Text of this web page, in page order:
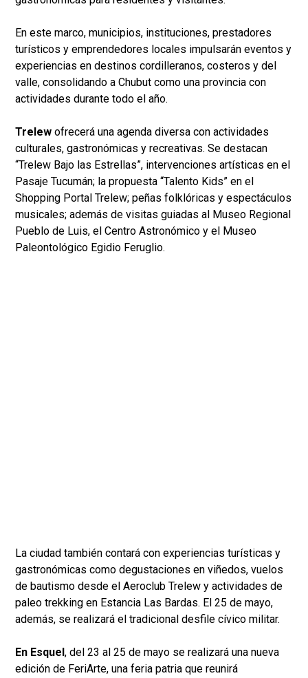
En este marco, municipios, instituciones, prestadores
turísticos y emprendedores locales impulsarán eventos y
experiencias en destinos cordilleranos, costeros y del
valle, consolidando a Chubut como una provincia con
actividades durante todo el año.
Trelew ofrecerá una agenda diversa con actividades
culturales, gastronómicas y recreativas. Se destacan
“Trelew Bajo las Estrellas”, intervenciones artísticas en el
Pasaje Tucumán; la propuesta “Talento Kids” en el
Shopping Portal Trelew; peñas folklóricas y espectáculos
musicales; además de visitas guiadas al Museo Regional
Pueblo de Luis, el Centro Astronómico y el Museo
Paleontológico Egidio Feruglio.
La ciudad también contará con experiencias turísticas y
gastronómicas como degustaciones en viñedos, vuelos
de bautismo desde el Aeroclub Trelew y actividades de
paleo trekking en Estancia Las Bardas. El 25 de mayo,
además, se realizará el tradicional desfile cívico militar.
En Esquel , del 23 al 25 de mayo se realizará una nueva
edición de FeriArte, una feria patria que reunirá